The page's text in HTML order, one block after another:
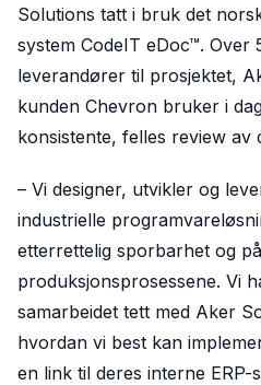
Solutions tatt i bruk det
system CodeIT eDoc™.
leverandører til prosjektet,
kunden Chevron bruker i
konsistente, felles review av
– Vi designer, utvikler og
industrielle
etterrettelig sporbarhet og
produksjonsprosessene. Vi
samarbeidet tett med Aker
hvordan vi best kan
en link til deres interne ERP-